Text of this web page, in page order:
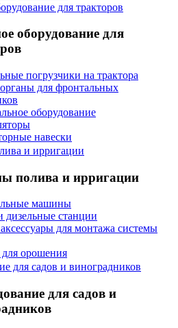
для тракторов
оборудование для
погрузчики на трактора
для фронтальных
оборудование
навески
и ирригации
полива и ирригации
машины
дизельные станции
для монтажа системы
орошения
для садов и виноградников
для садов и